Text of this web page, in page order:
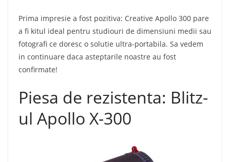
Prima impresie a fost pozitiva: Creative Apollo 300 pare
a fi kitul ideal pentru studiouri de dimensiuni medii sau
fotografi ce doresc o solutie ultra-portabila. Sa vedem
in continuare daca asteptarile noastre au fost
confirmate!
Piesa de rezistenta: Blitz-
ul Apollo X-300